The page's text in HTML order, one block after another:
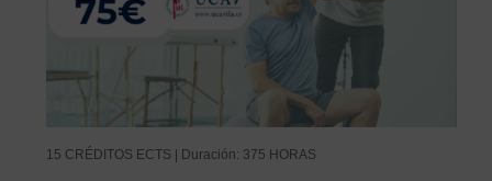
15 CRÉDITOS ECTS | Duración: 375 HORAS